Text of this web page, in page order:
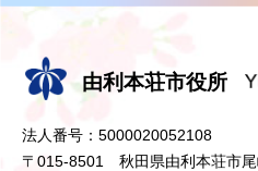
由利本荘市役所
法人番号：5000020052108
〒015-8501 秋田県由利本荘市